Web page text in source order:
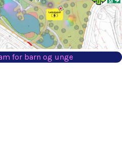
for barn og unge